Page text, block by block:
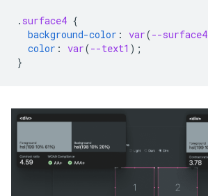
. surface4 {
background-color : var(--surface4
color : var(--text1 );
}